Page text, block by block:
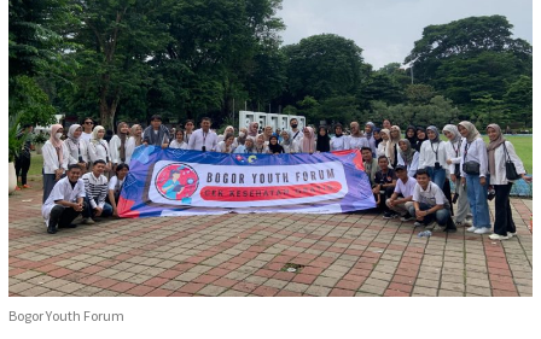
Bogor Youth Forum